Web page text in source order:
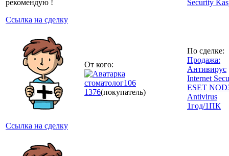
рекомендую !
Ссылка на сделку
Security
Ссылка на сделку
От кого:
стоматолог106
1376(покупатель)
По сделке:
Продажа:
Антивирус
Internet
ESET
Antivirus
1год/1ПК